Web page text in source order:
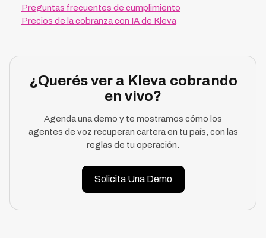
Preguntas frecuentes de cumplimiento
Precios de la cobranza con IA de Kleva
¿Querés ver a Kleva cobrando
en vivo?
Agenda una demo y te mostramos cómo los
agentes de voz recuperan cartera en tu país, con las
reglas de tu operación.
Solicita Una Demo